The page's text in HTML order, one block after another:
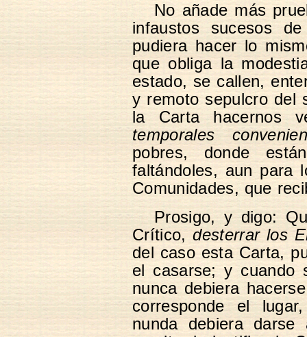
No añade más
infaustos sucesos
pudiera hacer lo
que obliga la
estado, se callen,
y remoto sepulcro del
la Carta hacernos
temporales
pobres, donde
faltándoles, aun para
Comunidades, que
Prosigo, y digo:
Crítico,desterrar los
del caso esta Carta,
el casarse; y cuando
nunca debiera
corresponde el
nunda debiera